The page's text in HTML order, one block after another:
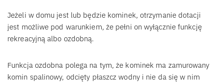
Jeżeli w domu jest lub będzie kominek, otrzymanie dotacji
jest możliwe pod warunkiem, że pełni on wyłącznie funkcję
rekreacyjną albo ozdobną.
Funkcja ozdobna polega na tym, że kominek ma zamurowany
komin spalinowy, odcięty płaszcz wodny i nie da się w nim